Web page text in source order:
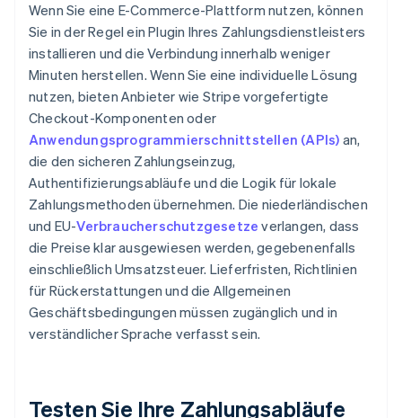
Wenn Sie eine E-Commerce-Plattform nutzen, können
Sie in der Regel ein Plugin Ihres Zahlungsdienstleisters
installieren und die Verbindung innerhalb weniger
Minuten herstellen. Wenn Sie eine individuelle Lösung
nutzen, bieten Anbieter wie Stripe vorgefertigte
Checkout-Komponenten oder
Anwendungsprogrammierschnittstellen (APIs) an,
die den sicheren Zahlungseinzug,
Authentifizierungsabläufe und die Logik für lokale
Zahlungsmethoden übernehmen. Die niederländischen
und EU-Verbraucherschutzgesetze verlangen, dass
die Preise klar ausgewiesen werden, gegebenenfalls
einschließlich Umsatzsteuer. Lieferfristen, Richtlinien
für Rückerstattungen und die Allgemeinen
Geschäftsbedingungen müssen zugänglich und in
verständlicher Sprache verfasst sein.
Testen Sie Ihre Zahlungsabläufe